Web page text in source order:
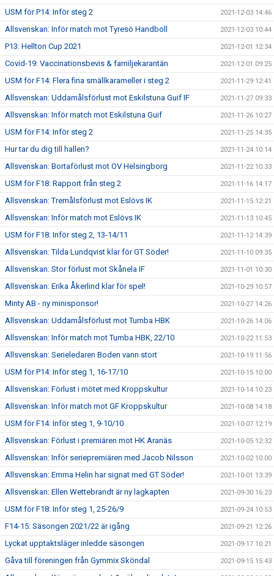
USM för P14: Inför steg 2 2021-12-03 14:46
Allsvenskan: Inför match mot Tyresö Handboll 2021-12-03 10:44
P13: Hellton Cup 2021 2021-12-01 12:34
Covid-19: Vaccinationsbevis & familjekarantän 2021-12-01 09:25
USM för F14: Flera fina smällkarameller i steg 2 2021-11-29 12:41
Allsvenskan: Uddamålsförlust mot Eskilstuna Guif IF 2021-11-27 09:33
Allsvenskan: Inför match mot Eskilstuna Guif 2021-11-26 10:27
USM för F14: Inför steg 2 2021-11-25 14:35
Hur tar du dig till hallen? 2021-11-24 10:14
Allsvenskan: Bortaförlust mot OV Helsingborg 2021-11-22 10:33
USM för F18: Rapport från steg 2 2021-11-16 14:17
Allsvenskan: Tremålsförlust mot Eslövs IK 2021-11-15 12:21
Allsvenskan: Inför match mot Eslövs IK 2021-11-13 10:45
USM för F18: Inför steg 2, 13-14/11 2021-11-12 14:39
Allsvenskan: Tilda Lundqvist klar för GT Söder! 2021-11-10 09:35
Allsvenskan: Stor förlust mot Skånela IF 2021-11-01 10:30
Allsvenskan: Erika Åkerlind klar för spel! 2021-10-29 10:57
Minty AB - ny minisponsor! 2021-10-27 14:26
Allsvenskan: Uddamålsförlust mot Tumba HBK 2021-10-26 14:06
Allsvenskan: Inför match mot Tumba HBK, 22/10 2021-10-22 11:53
Allsvenskan: Serieledaren Boden vann stort 2021-10-19 11:56
USM för P14: Inför steg 1, 16-17/10 2021-10-15 10:00
Allsvenskan: Förlust i mötet med Kroppskultur 2021-10-14 10:23
Allsvenskan: Inför match mot GF Kroppskultur 2021-10-08 14:18
USM för F14: Inför steg 1, 9-10/10 2021-10-07 12:19
Allsvenskan: Förlust i premiären mot HK Aranäs 2021-10-05 12:32
Allsvenskan: Inför seriepremiären med Jacob Nilsson 2021-10-02 10:00
Allsvenskan: Emma Helin har signat med GT Söder! 2021-10-01 13:39
Allsvenskan: Ellen Wettebrandt är ny lagkapten 2021-09-30 16:23
USM för F18: Inför steg 1, 25-26/9 2021-09-24 10:53
F14-15: Säsongen 2021/22 är igång 2021-09-21 12:26
Lyckat upptaktsläger inledde säsongen 2021-09-17 10:21
Gåva till föreningen från Gymmix Sköndal 2021-09-15 15:43